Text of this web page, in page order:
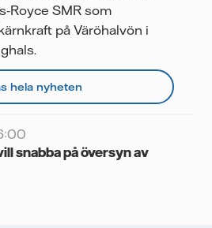
SMR som
på Väröhalvön i
hela nyheten
snabba på översyn av